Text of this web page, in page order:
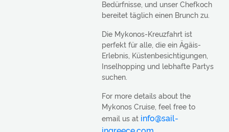
Bedürfnisse, und unser Chefkoch
bereitet täglich einen Brunch zu.
Die Mykonos-Kreuzfahrt ist
perfekt für alle, die ein Ägäis-
Erlebnis, Küstenbesichtigungen,
Inselhopping und lebhafte Partys
suchen.
For more details about the
Mykonos Cruise, feel free to
email us at info@sail-